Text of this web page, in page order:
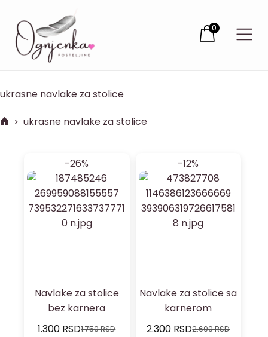
0
ukrasne navlake za stolice
ukrasne navlake za stolice
-26%
Navlake za stolice
bez karnera
1.750RSD
1.300 RSD
-12%
Navlake za stolice sa
karnerom
2.600RSD
2.300 RSD